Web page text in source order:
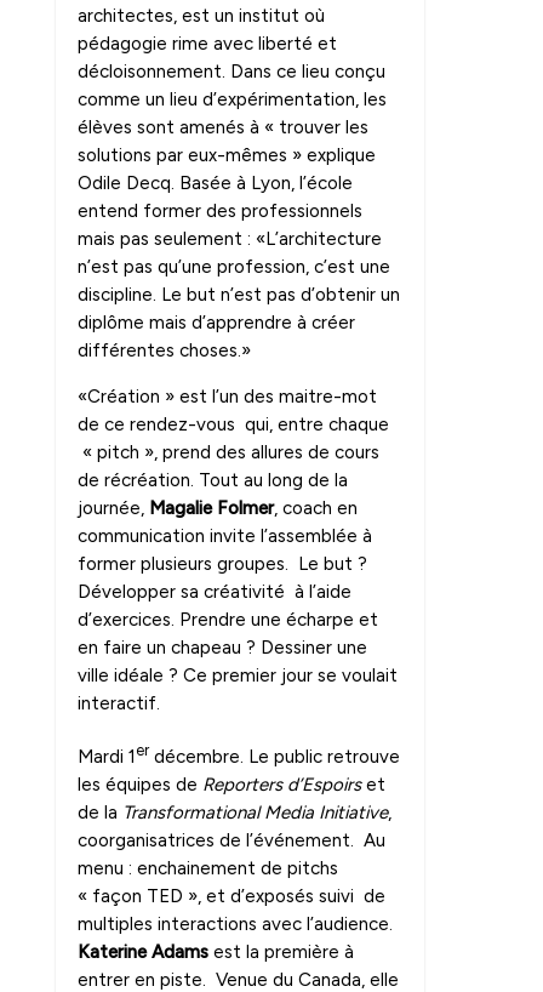
architectes, est un institut où
pédagogie rime avec liberté et
décloisonnement. Dans ce lieu conçu
comme un lieu d’expérimentation, les
élèves sont amenés à « trouver les
solutions par eux-mêmes » explique
Odile Decq. Basée à Lyon, l’école
entend former des professionnels
mais pas seulement : «L’architecture
n’est pas qu’une profession, c’est une
discipline. Le but n’est pas d’obtenir un
diplôme mais d’apprendre à créer
différentes choses.»
«Création » est l’un des maitre-mot
de ce rendez-vous qui, entre chaque
« pitch », prend des allures de cours
de récréation. Tout au long de la
journée, Magalie Folmer, coach en
communication invite l’assemblée à
former plusieurs groupes. Le but ?
Développer sa créativité à l’aide
d’exercices. Prendre une écharpe et
en faire un chapeau ? Dessiner une
ville idéale ? Ce premier jour se voulait
interactif.
Mardi 1 er décembre. Le public retrouve
les équipes de Reporters d’Espoirset
de la Transformational Media Initiative,
coorganisatrices de l’événement. Au
menu : enchainement de pitchs
« façon TED », et d’exposés suivi de
multiples interactions avec l’audience.
Katerine Adams est la première à
entrer en piste. Venue du Canada, elle